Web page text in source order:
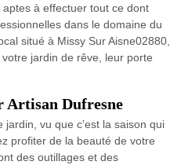
à effectuer tout ce dont
dans le domaine du
situé à Missy Sur Aisne02880,
jardin de rêve, leur porte
Artisan Dufresne
vu que c’est la saison qui
profiter de la beauté de votre
des outillages et des